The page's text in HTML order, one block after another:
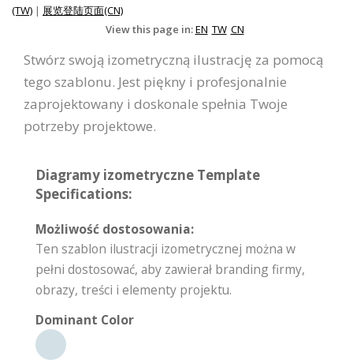
(TW) | 展览登陆页面(CN)
View this page in:EN TW CN
Stwórz swoją izometryczną ilustrację za pomocą
tego szablonu. Jest piękny i profesjonalnie
zaprojektowany i doskonale spełnia Twoje
potrzeby projektowe.
Diagramy izometryczne Template
Specifications:
Możliwość dostosowania:
Ten szablon ilustracji izometrycznej można w
pełni dostosować, aby zawierał branding firmy,
obrazy, treści i elementy projektu.
Dominant Color